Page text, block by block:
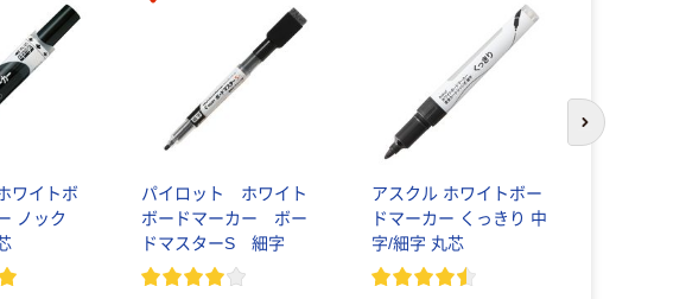
ワイトボ
ノック
パイロット ホワイト
ボードマーカー ボー
ドマスターS 細字
アスクル ホワイトボー
ドマーカー くっきり 中
字/細字 丸芯
次のスライド